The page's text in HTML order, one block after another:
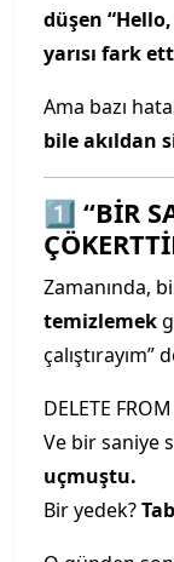
düşen “Hello,
yarısı fark
Ama bazı
bile akıldan
1️⃣ “BİR
Zamanında,
temizlemek
çalıştırayım”
DELETE
Ve bir saniye
uçmuştu.
Bir yedek?